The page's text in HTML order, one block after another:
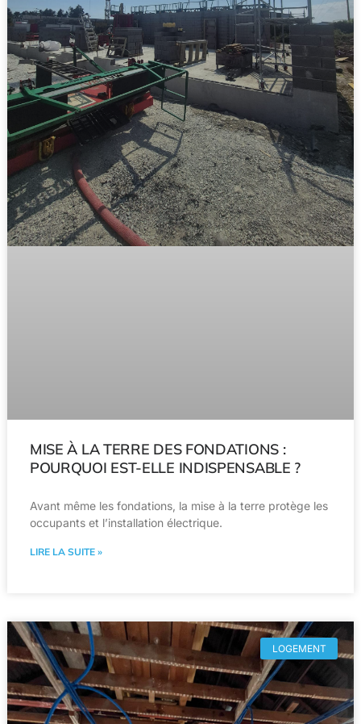
MISE À LA TERRE DES FONDATIONS :
POURQUOI EST-ELLE INDISPENSABLE ?
Avant même les fondations, la mise à la terre protège les
occupants et l’installation électrique.
LIRE LA SUITE »
LOGEMENT